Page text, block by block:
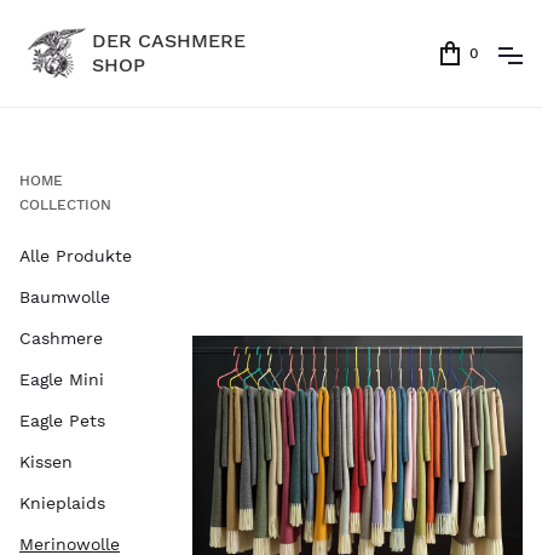
DER CASHMERE
SHOP
0
HOME
COLLECTION
Alle Produkte
Baumwolle
Cashmere
Eagle Mini
Eagle Pets
Kissen
Knieplaids
Merinowolle